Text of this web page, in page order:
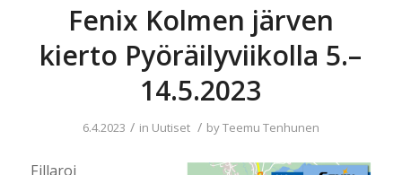
Fenix Kolmen järven
kierto Pyöräilyviikolla 5.–
14.5.2023
6.4.2023 / in Uutiset / byTeemu Tenhunen
Fillaroi